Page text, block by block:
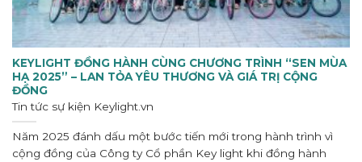
KEYLIGHT ĐỒNG HÀNH CÙNG CHƯƠNG TRÌNH “SEN MÙA
HẠ 2025” – LAN TỎA YÊU THƯƠNG VÀ GIÁ TRỊ CỘNG
ĐỒNG
Tin tức sự kiện Keylight.vn
Năm 2025 đánh dấu một bước tiến mới trong hành trình vì
cộng đồng của Công ty Cổ phần Key light khi đồng hành